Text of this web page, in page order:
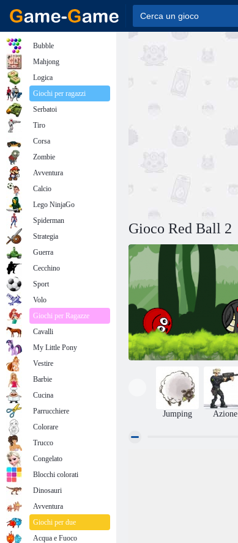
Gioco Red Ball 2
Jumping Azione
Bubble
Mahjong
Logica
Giochi per ragazzi
Serbatoi
Tiro
Corsa
Zombie
Avventura
Calcio
Lego NinjaGo
Spiderman
Strategia
Guerra
Cecchino
Sport
Volo
Giochi per Ragazze
Cavalli
My Little Pony
Vestire
Barbie
Cucina
Parrucchiere
Colorare
Trucco
Congelato
Blocchi colorati
Dinosauri
Avventura
Giochi per due
Acqua e Fuoco